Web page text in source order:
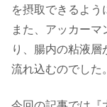
を摂取できるよう
また、アッカー
り、腸内の粘液
流れ込むのでした。